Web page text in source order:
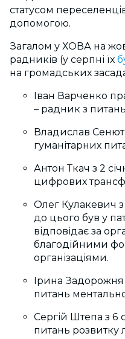
статусом
допомогою.
Загалом у ХОВА на
радників (у серпні їх
на громадських
Іван Варченко
– радник з
Владислав
гуманітарних
Антон Ткач з 2
цифрових
Олег Кулакевич з
до цього був у
відповідає за
благодійними
організаціями.
Ірина Задорожня
питань
Сергій Штепа з 6
питань розвитку